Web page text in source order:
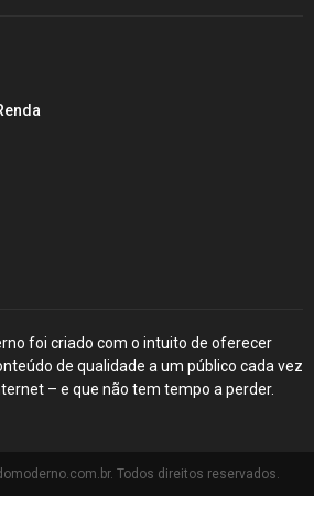
foi criado com o intuito de oferecer
de qualidade a um público cada vez
– e que não tem tempo a perder.
Todos direitos reservados.